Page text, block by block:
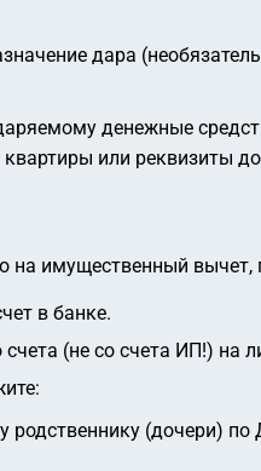
дара
денежные
или реквизиты
имущественный вычет,
в банке.
(не со счета ИП!) на
(дочери)